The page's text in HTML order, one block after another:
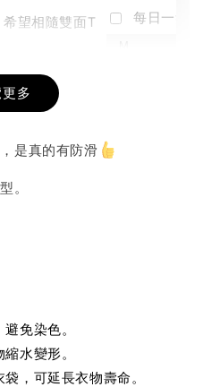
希望相隨雙面T
190
-
每日一笑
多
是真的有防滑
。
免染色。
水變形。
，可延長衣物壽命。